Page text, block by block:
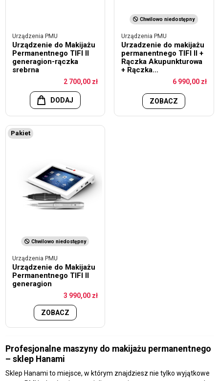
Urządzenia PMU
Urządzenie do Makijażu
Permanentnego TIFI II
generagion-rączka
srebrna
2 700,00 zł
DODAJ
Chwilowo niedostępny
Urządzenia PMU
Urzadzenie do makijażu
permanentnego TIFI II +
Rączka Akupunkturowa
+ Rączka...
6 990,00 zł
ZOBACZ
Pakiet
Chwilowo niedostępny
Urządzenia PMU
Urządzenie do Makijażu
Permanentnego TIFI II
generagion
3 990,00 zł
ZOBACZ
Profesjonalne maszyny do makijażu permanentnego
– sklep Hanami
Sklep Hanami to miejsce, w którym znajdziesz nie tylko wyjątkowe